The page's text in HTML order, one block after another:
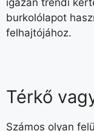
burkolólapot
felhajtójához.
Térkő
Számos olyan